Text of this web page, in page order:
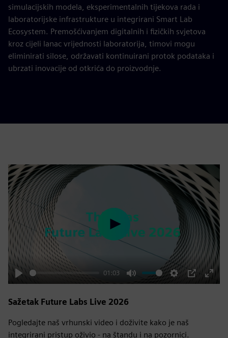
simulacijskih modela, eksperimentalnih tijekova rada i
laboratorijske infrastrukture u integrirani Smart Lab
Ecosystem. Premošćivanjem digitalnih i fizičkih svjetova
kroz cijeli lanac vrijednosti laboratorija, timovi mogu
eliminirati silose, održavati kontinuirani protok podataka i
ubrzati inovacije od otkrića do proizvodnje.
Play
01:03
Mute Settings
PIP
Enter
Sažetak Future Labs Live 2026
Pogledajte naš vrhunski video i doživite kako je naš
integrirani pristup oživio - na štandu i na pozornici.